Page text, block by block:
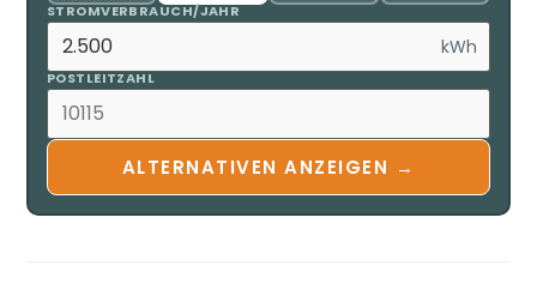
STROMVERBRAUCH/JAHR
kWh
POSTLEITZAHL
ALTERNATIVEN ANZEIGEN →